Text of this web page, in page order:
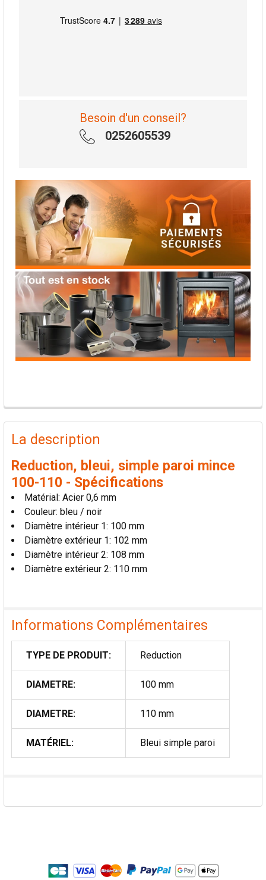
Besoin d'un conseil?
0252605539
PRODUITS
FRÉQUEMMENT
ACHETÉS
TOUT
SÉLECTIONNER
AJOUTER
LA
SÉLECTION
AU PANIER
La description
Reduction, bleui, simple paroi mince
100-110 - Spécifications
Matérial: Acier 0,6 mm
Couleur: bleu / noir
Diamètre intérieur 1: 100 mm
Diamètre extérieur 1: 102 mm
Diamètre intérieur 2: 108 mm
Diamètre extérieur 2: 110 mm
Informations Complémentaires
TYPE DE PRODUIT: Reduction
DIAMETRE: 100 mm
DIAMETRE: 110 mm
MATÉRIEL: Bleui simple paroi